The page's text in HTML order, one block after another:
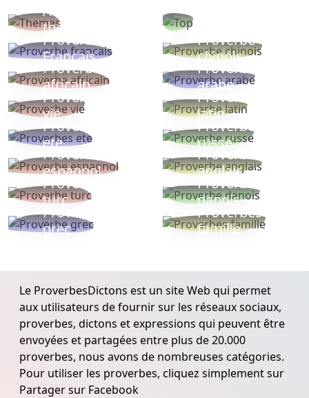
Autres
thèmes
Proverbe
Français
Proverbe
chinois
Proverbe
africain
Proverbe
arabe
Proverbe
vie
Proverbe
latin
Proverbes
ete
Proverbe
russe
Proverbe
espagnol
Proverbe
anglais
Proverbe
turc
Proverbe
danois
Proverbe
grec
Proverbes
famille
Le ProverbesDictons est un site Web qui permet
aux utilisateurs de fournir sur les réseaux sociaux,
proverbes, dictons et expressions qui peuvent être
envoyées et partagées entre plus de 20.000
proverbes, nous avons de nombreuses catégories.
Pour utiliser les proverbes, cliquez simplement sur
Partager sur Facebook